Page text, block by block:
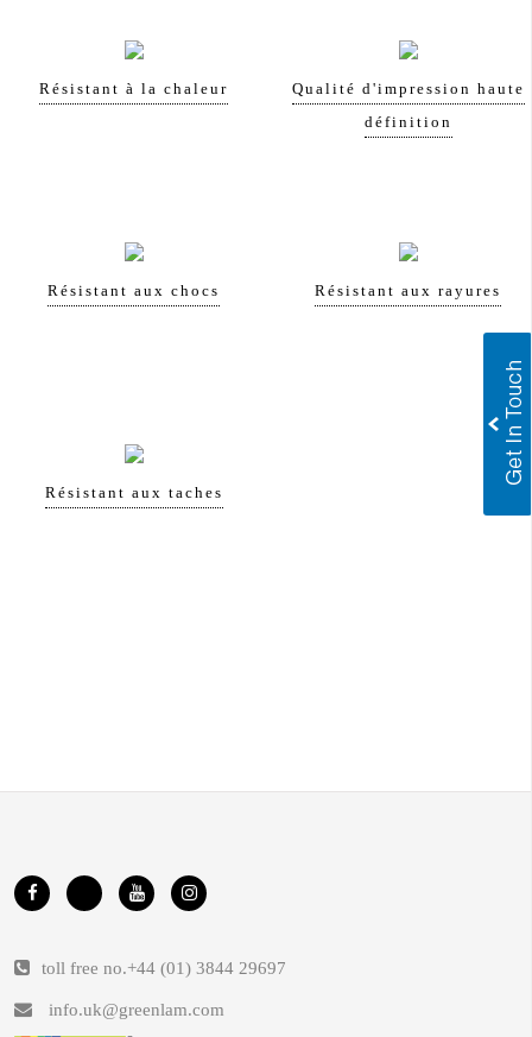
Résistant à la chaleur
Qualité d'impression haute
définition
Résistant aux chocs Résistant aux rayures
Résistant aux taches
toll free no.+44 (01) 3844 29697
info.uk@greenlam.com